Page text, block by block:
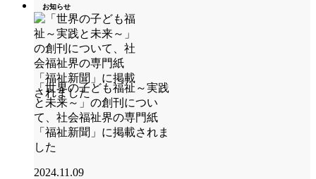
お知らせ
「世界の子ども福祉～実践
と未来～」の創刊につい
て、社会福祉界の専門紙
「福祉新聞」に掲載されま
した
2024.11.09